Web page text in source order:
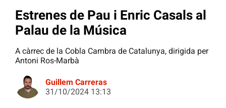
Estrenes de Pau i Enric Casals al
Palau de la Música
A càrrec de la Cobla Cambra de Catalunya, dirigida per
Antoni Ros-Marbà
Guillem Carreras
31/10/2024 13:13